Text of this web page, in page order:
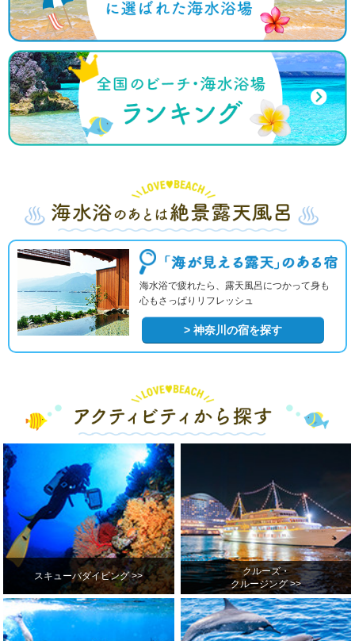
海水浴で疲れたら、露天風呂につかって身も
心もさっぱりリフレッシュ
> 神奈川の宿を探す
スキューバダイビング >>
クルーズ・
クルージング >>